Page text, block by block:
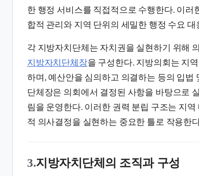
한 행정 서비스를 직접적으로 수행한다. 이러
합적 관리와 지역 단위의 세밀한 행정 수요
각 지방자치단체는 자치권을 실현하기 위해
지방자치단체장을 구성한다. 지방의회는 지
하며, 예산안을 심의하고 의결하는 등의 입법
단체장은 의회에서 결정된 사항을 바탕으로
림을 운영한다. 이러한 권력 분립 구조는 지
적 의사결정을 실현하는 중요한 틀로 작용한
3.지방자치단체의 조직과 구성